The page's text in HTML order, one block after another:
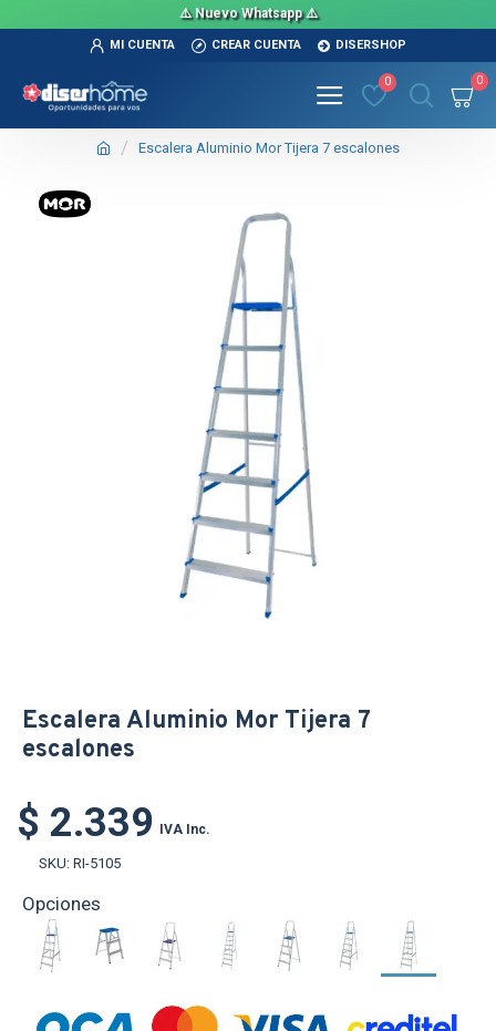
⚠️ Nuevo Whatsapp ⚠️
MI CUENTA CREAR CUENTA DISERSHOP
0 0
Escalera Aluminio Mor Tijera 7 escalones
TEXTTRANSPARENTE
Escalera Aluminio Mor Tijera 7
escalones
$ 2.339 IVA Inc.
SKU: RI-5105
Opciones